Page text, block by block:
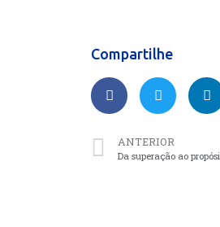
Compartilhe
ANTERIOR